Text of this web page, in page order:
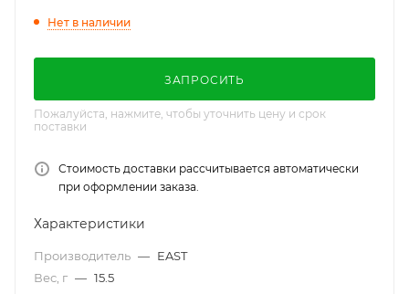
Нет в наличии
ЗАПРОСИТЬ
Пожалуйста, нажмите, чтобы уточнить цену и срок
поставки
Стоимость доставки рассчитывается автоматически
при оформлении заказа.
Характеристики
Производитель — EAST
Вес, г — 15.5